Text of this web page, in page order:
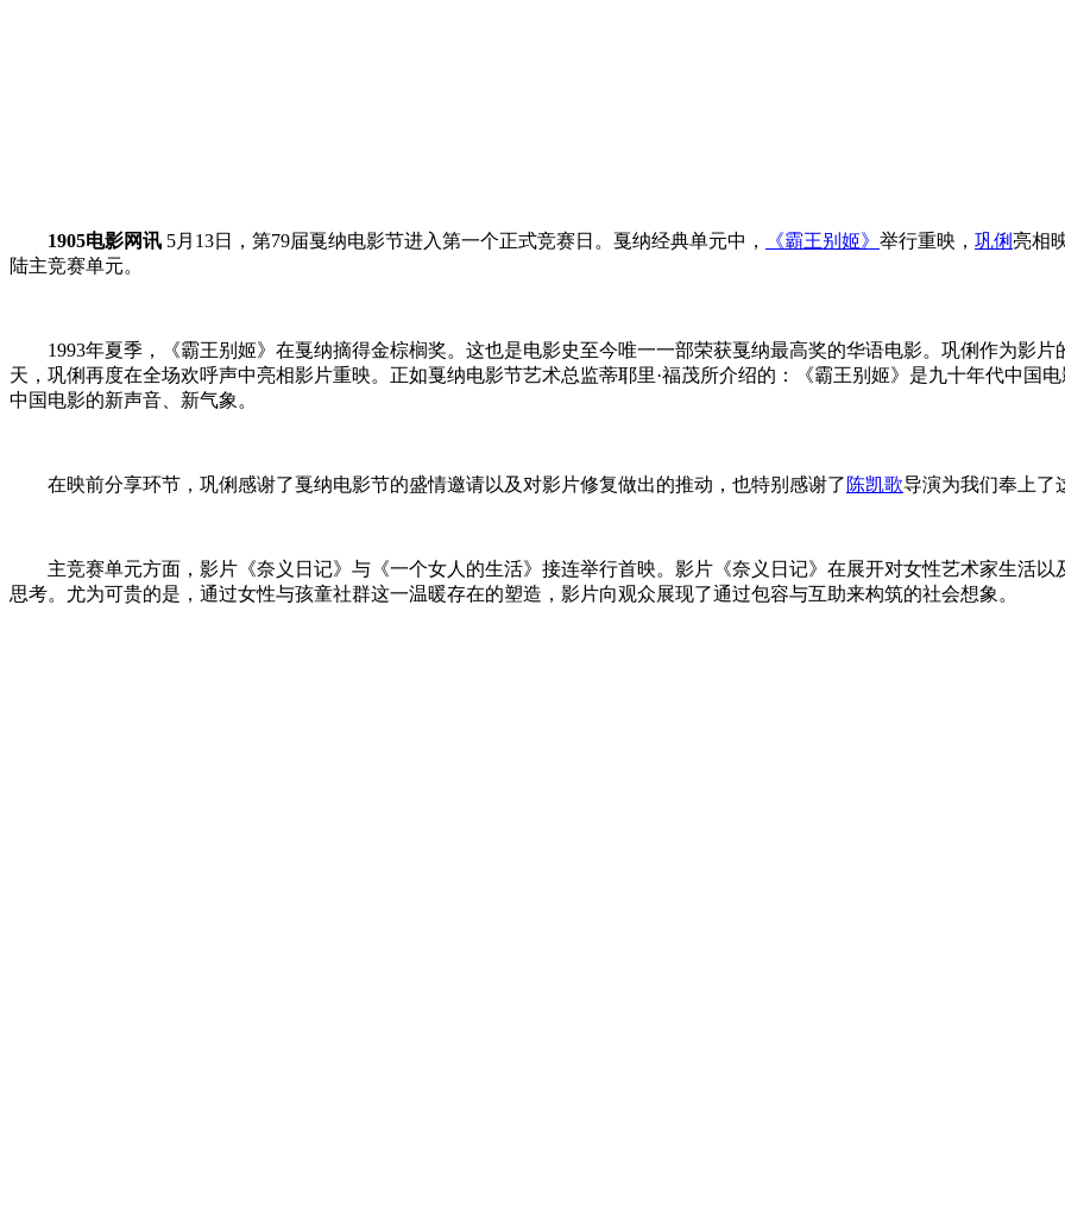
1905电影网讯 5月13日，第79届戛纳电影节进入第一个正式竞赛日。戛纳经典单元中， 《霸王别姬》 举行重映， 巩俐亮相
陆主竞赛单元。
1993年夏季，《霸王别姬》在戛纳摘得金棕榈奖。这也是电影史至今唯一一部荣获戛纳最高奖的华语电影。巩俐作为影
天，巩俐再度在全场欢呼声中亮相影片重映。正如戛纳电影节艺术总监蒂耶里·福茂所介绍的：《霸王别姬》是九十年代中国
中国电影的新声音、新气象。
在映前分享环节，巩俐感谢了戛纳电影节的盛情邀请以及对影片修复做出的推动，也特别感谢了 陈凯歌导演为我们奉上了
主竞赛单元方面，影片《奈义日记》与《一个女人的生活》接连举行首映。影片《奈义日记》在展开对女性艺术家生活
思考。尤为可贵的是，通过女性与孩童社群这一温暖存在的塑造，影片向观众展现了通过包容与互助来构筑的社会想象。